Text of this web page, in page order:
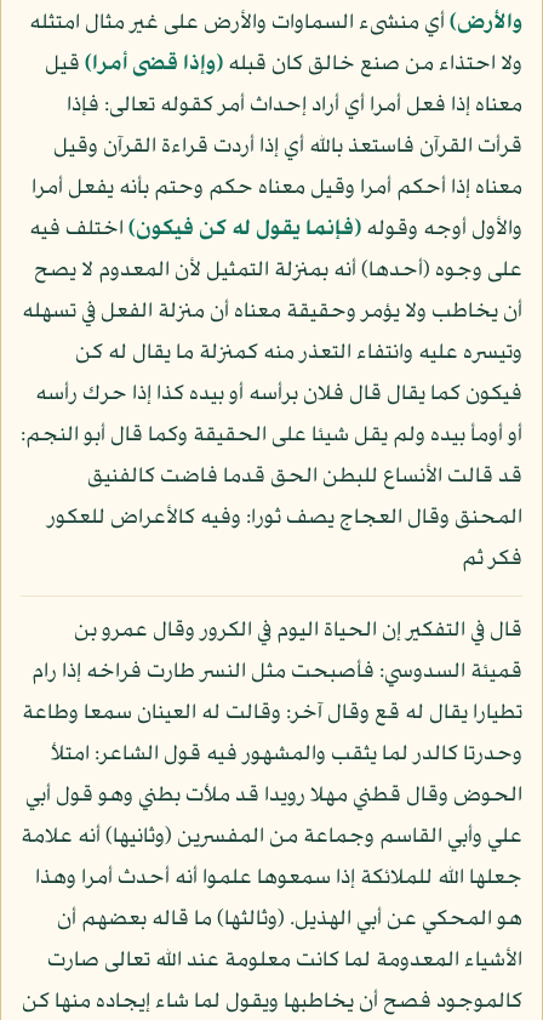
والأرض﴾أي منشىء السماوات والأرض على غير مثال امتثله
ولا احتذاء من صنع خالق كان قبله﴿وإذا قضى أمرا﴾قيل
معناه إذا فعل أمرا أي أراد إحداث أمر كقوله تعالى: فإذا
قرأت القرآن فاستعذ بالله أي إذا أردت قراءة القرآن وقيل
معناه إذا أحكم أمرا وقيل معناه حكم وحتم بأنه يفعل أمرا
والأول أوجه وقوله﴿فإنما يقول له كن فيكون﴾اختلف فيه
على وجوه (أحدها) أنه بمنزلة التمثيل لأن المعدوم لا يصح
أن يخاطب ولا يؤمر وحقيقة معناه أن منزلة الفعل في تسهله
وتيسره عليه وانتفاء التعذر منه كمنزلة ما يقال له كن
فيكون كما يقال قال فلان برأسه أو بيده كذا إذا حرك رأسه
أو أومأ بيده ولم يقل شيئا على الحقيقة وكما قال أبو النجم:
قد قالت الأنساع للبطن الحق قدما فاضت كالفنيق
المحنق وقال العجاج يصف ثورا: وفيه كالأعراض للعكور
فكر ثم
قال في التفكير إن الحياة اليوم في الكرور وقال عمرو بن
قميئة السدوسي: فأصبحت مثل النسر طارت فراخه إذا رام
تطيارا يقال له قع وقال آخر: وقالت له العينان سمعا وطاعة
وحدرتا كالدر لما يثقب والمشهور فيه قول الشاعر: امتلأ
الحوض وقال قطني مهلا رويدا قد ملأت بطني وهو قول أبي
علي وأبي القاسم وجماعة من المفسرين (وثانيها) أنه علامة
جعلها الله للملائكة إذا سمعوها علموا أنه أحدث أمرا وهذا
هو المحكي عن أبي الهذيل. (وثالثها) ما قاله بعضهم أن
الأشياء المعدومة لما كانت معلومة عند الله تعالى صارت
كالموجود فصح أن يخاطبها ويقول لما شاء إيجاده منها كن